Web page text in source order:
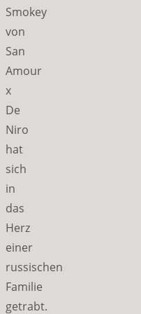
Smokey
von
San
Amour
x
De
Niro
hat
sich
in
das
Herz
einer
russischen
Familie
getrabt.